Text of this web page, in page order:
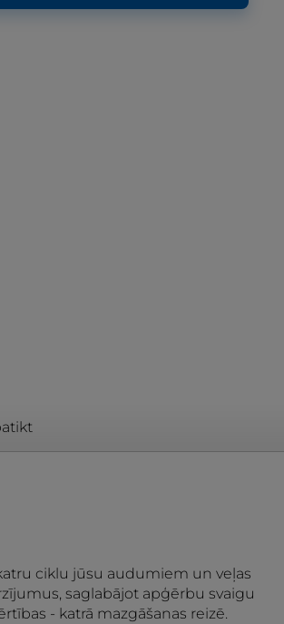
ciklu jūsu audumiem un veļas
saglabājot apģērbu svaigu
- katrā mazgāšanas reizē.